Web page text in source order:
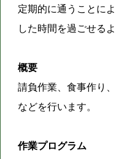
定期的に通うことに
した時間を過ごせるよ
概要
請負作業、食事作り
などを行います。
作業プログラム